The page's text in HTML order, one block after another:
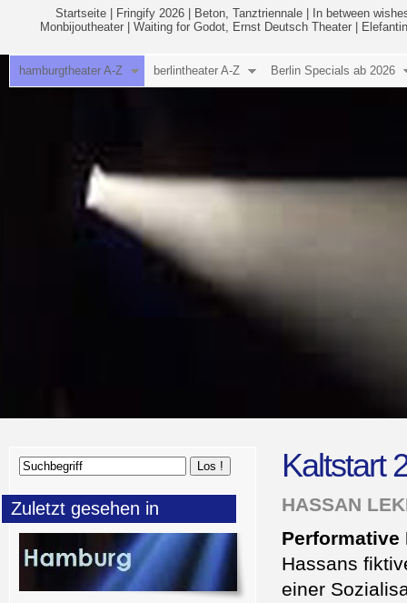
Startseite Fringify 2026 Beton, Tanztriennale
In between
Monbijoutheater
Waiting for Godot, Ernst Deutsch Theater
hamburgtheater A-Z berlintheater A-Z Berlin Specials ab 2026
Kaltstart
HASSAN
Hassans
einer
Zuletzt gesehen in